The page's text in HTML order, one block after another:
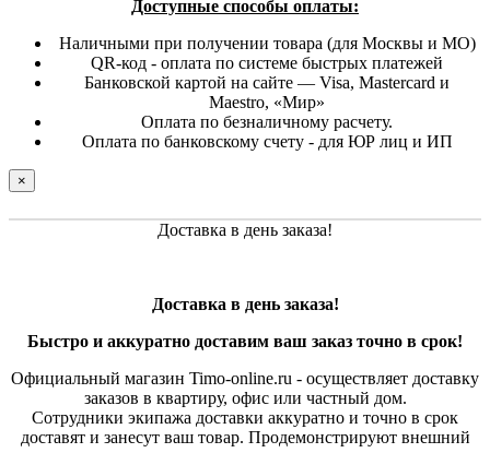
Доступные способы оплаты:
Наличными при получении товара (для Москвы и МО)
QR-код - оплата по системе быстрых платежей
Банковской картой на сайте — Visa, Mastercard и
Maestro, «Мир»
Оплата по безналичному расчету.
Оплата по банковскому счету - для ЮР лиц и ИП
×
Доставка в день заказа!
Доставка в день заказа!
Быстро и аккуратно доставим ваш заказ точно в срок!
Официальный магазин Timo-online.ru - осуществляет доставку
заказов в квартиру, офис или частный дом.
Сотрудники экипажа доставки аккуратно и точно в срок
доставят и занесут ваш товар. Продемонстрируют внешний